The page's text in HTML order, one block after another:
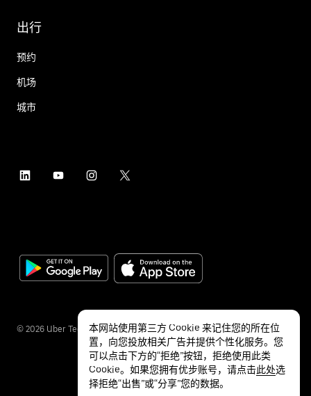
出行
预约
机场
城市
© 2026 Uber Technologies Inc.
本网站使用第三方 Cookie 来记住您的所在位
置，向您投放相关广告并提供个性化服务。您
可以点击下方的“拒绝”按钮，拒绝使用此类
Cookie。如果您拥有优步账号，请点击此处选
择拒绝“出售”或“分享”您的数据。